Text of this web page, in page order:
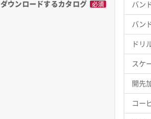
ダウンロードするカタログ 必須 バン
バン
ドリ
スケ
開先
コー